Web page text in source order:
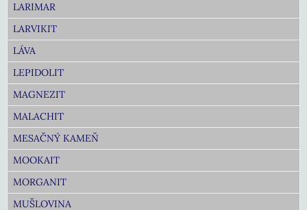
LARIMAR
LARVIKIT
LÁVA
LEPIDOLIT
MAGNEZIT
MALACHIT
MESAČNÝ KAMEŇ
MOOKAIT
MORGANIT
MUŠLOVINA